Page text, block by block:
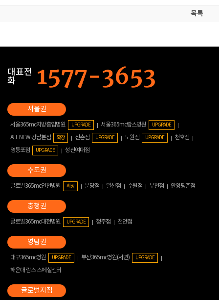
목록
대표전
화
서울365mc지방흡입병원 UPGRADE 서울365mc람스병원 UPGRADE
ALL NEW 강남본점 확장 신촌점 UPGRADE 노원점 UPGRADE
천호점
영등포점
UPGRADE 성신여대점
글로벌365mc인천병원 확장 분당점 일산점 수원점 부천점 안양평촌점
글로벌365mc대전병원 UPGRADE 청주점 천안점
대구365mc병원 UPGRADE 부산365mc병원(서면) UPGRADE
해운대 람스 스페셜센터